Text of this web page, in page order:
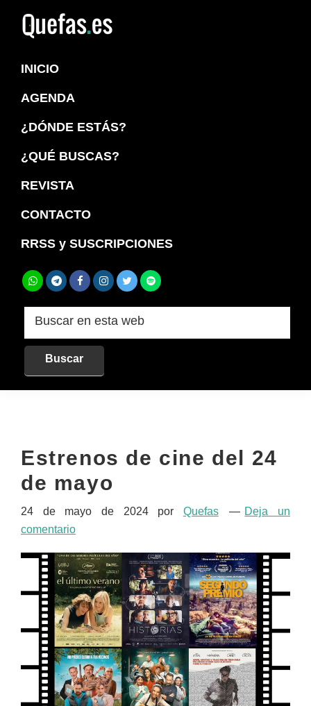
navegación
principal
principal
INICIO
AGENDA
¿DÓNDE ESTÁS?
¿QUÉ BUSCAS?
REVISTA
CONTACTO
RRSS y SUSCRIPCIONES
Buscar
web
Estrenos de cine del 24
de mayo
24 de mayo de 2024por Quefas
Deja un
comentario